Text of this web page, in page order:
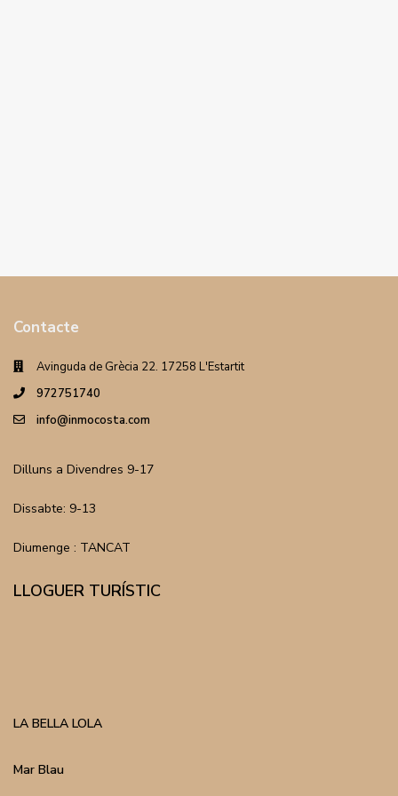
Contacte
Avinguda de Grècia 22. 17258 L'Estartit
972751740
info@inmocosta.com
Dilluns a Divendres 9-17
Dissabte: 9-13
Diumenge : TANCAT
LLOGUER TURÍSTIC
LA BELLA LOLA
Mar Blau